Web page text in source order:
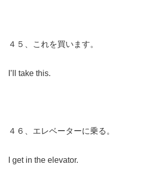
４５、これを買います。
I’ll take this.
４６、エレベーターに乗る。
I get in the elevator.